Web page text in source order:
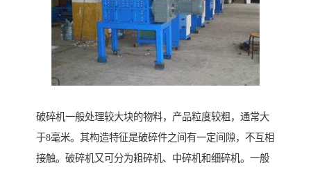
破碎机一般处理较大块的物料，产品粒度较粗，通常大
于8毫米。其构造特征是破碎件之间有一定间隙，不互相
接触。破碎机又可分为粗碎机、中碎机和细碎机。一般